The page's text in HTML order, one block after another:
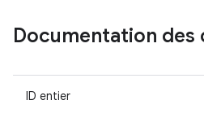
Documentation des
ID entier